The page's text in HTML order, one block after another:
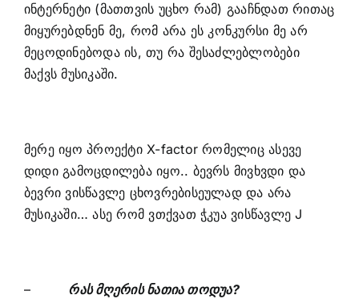
ინტერნეტი (მათთვის უცხო რამ) გააჩნდათ რითაც
მიყურებდნენ მე, რომ არა ეს კონკურსი მე არ
მეცოდინებოდა ის, თუ რა შესაძლებლობები
მაქვს მუსიკაში.
მერე იყო პროექტი X-factor რომელიც ასევე
დიდი გამოცდილება იყო.. ბევრს მივხვდი და
ბევრი ვისწავლე ცხოვრებისეულად და არა
მუსიკაში… ასე რომ ვთქვათ ჭკუა ვისწავლე J
– რას მღერის ნათია თოდუა?